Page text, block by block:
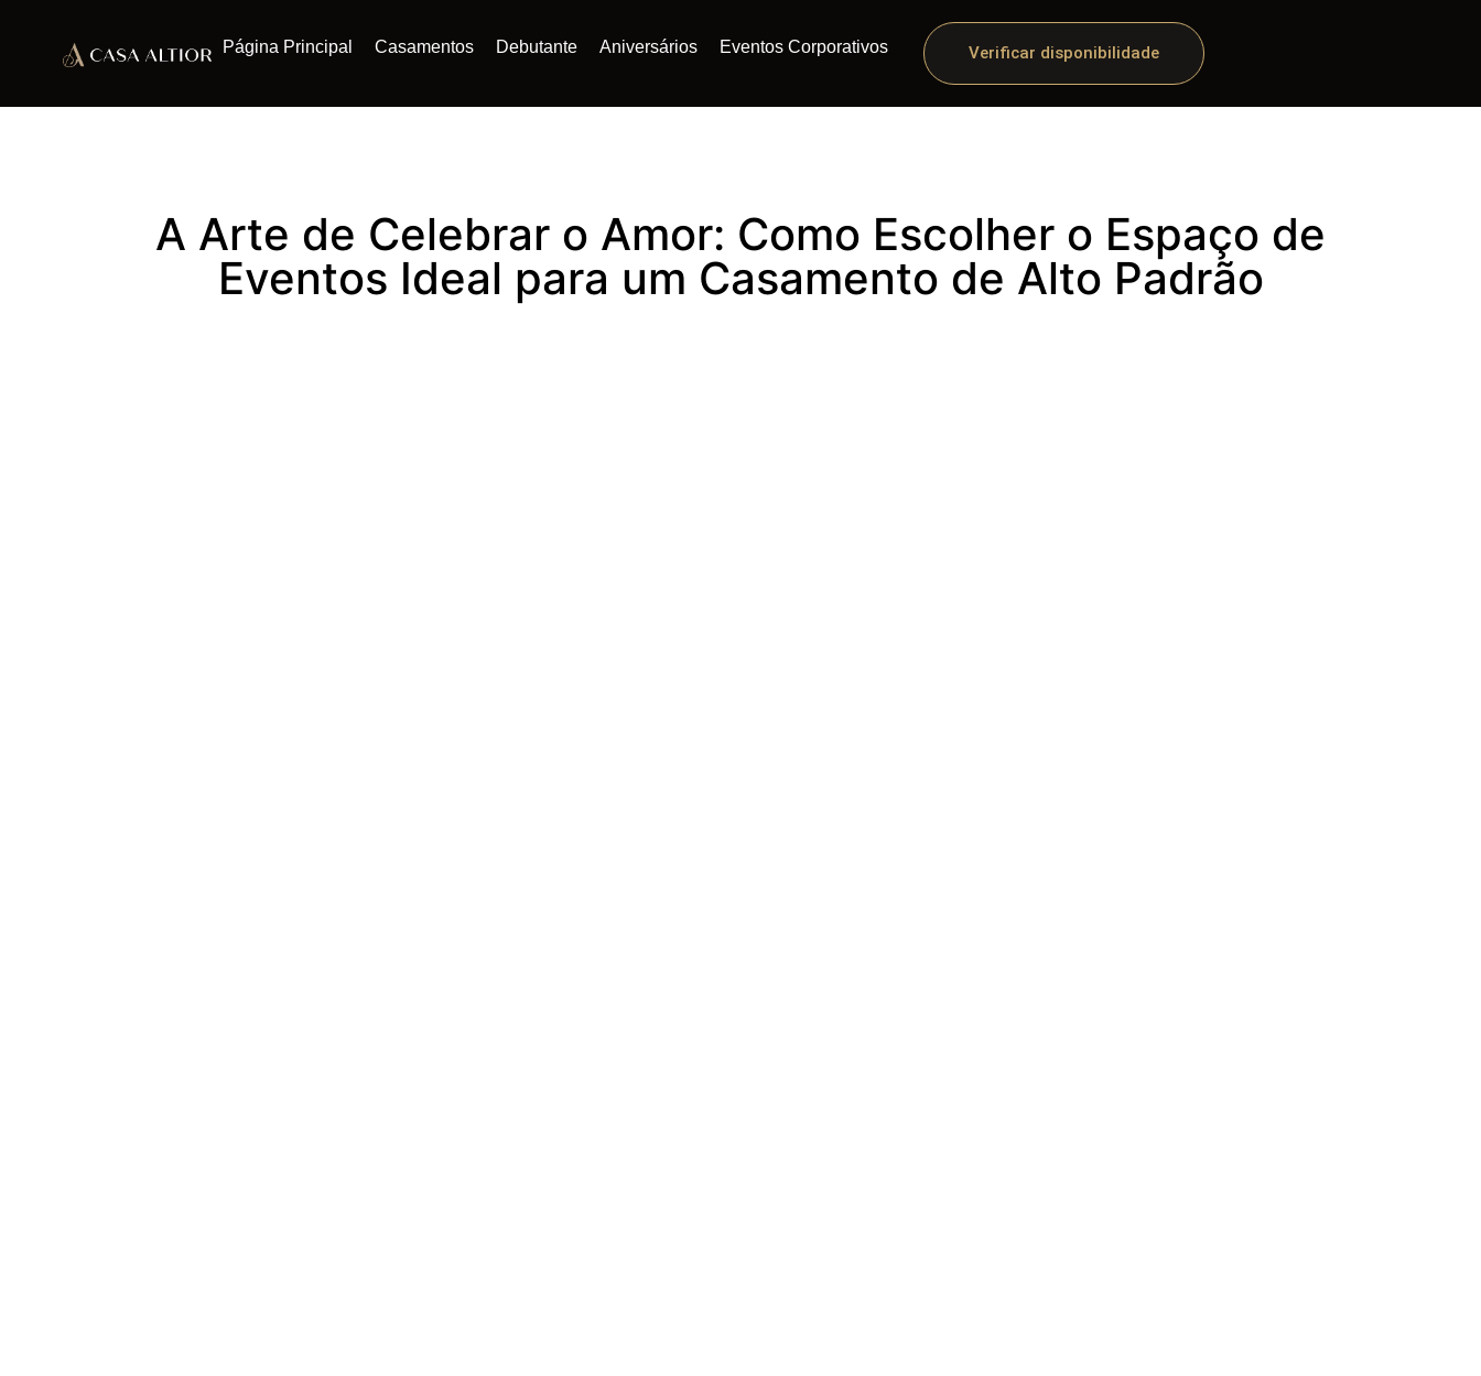
Página Principal Casamentos Debutante Aniversários Eventos Corporativos Verificar disponibilidade
A Arte de Celebrar o Amor: Como Escolher o Espaço de
Eventos Ideal para um Casamento de Alto Padrão